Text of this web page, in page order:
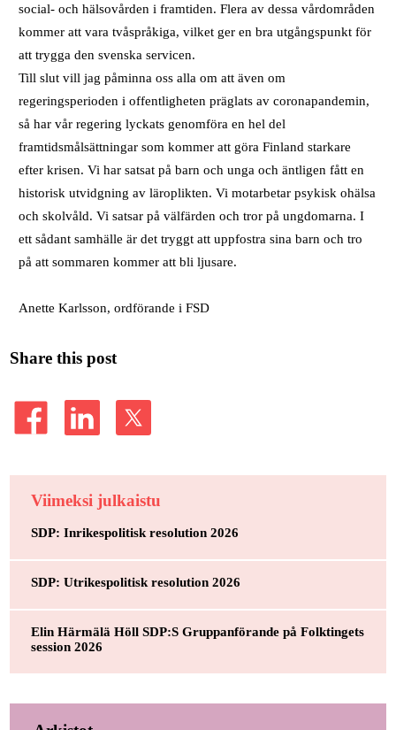
social- och hälsovården i framtiden. Flera av dessa vårdområden
kommer att vara tvåspråkiga, vilket ger en bra utgångspunkt för
att trygga den svenska servicen.
Till slut vill jag påminna oss alla om att även om
regeringsperioden i offentligheten präglats av coronapandemin,
så har vår regering lyckats genomföra en hel del
framtidsmålsättningar som kommer att göra Finland starkare
efter krisen. Vi har satsat på barn och unga och äntligen fått en
historisk utvidgning av läroplikten. Vi motarbetar psykisk ohälsa
och skolvåld. Vi satsar på välfärden och tror på ungdomarna. I
ett sådant samhälle är det tryggt att uppfostra sina barn och tro
på att sommaren kommer att bli ljusare.
Anette Karlsson, ordförande i FSD
Share this post
Viimeksi julkaistu
SDP: Inrikespolitisk resolution 2026
SDP: Utrikespolitisk resolution 2026
Elin Härmälä Höll SDP:S Gruppanförande på Folktingets
session 2026